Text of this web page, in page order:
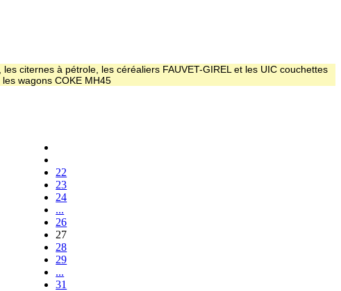
citernes à pétrole, les céréaliers FAUVET-GIREL et les UIC couchettes
wagons COKE MH45
22
23
24
...
26
27
28
29
...
31